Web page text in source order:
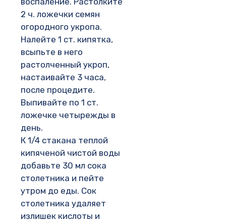
2 ч. ложечки семян
огородного укропа.
Налейте 1 ст. кипятка,
всыпьте в него
растолченный укроп,
настаивайте 3 часа,
после процедите.
Выпивайте по 1 ст.
ложечке четырежды в
день.
К 1/4 стакана теплой
кипяченой чистой воды
добавьте 30 мл сока
столетника и пейте
утром до еды. Сок
столетника удаляет
излишек кислоты и